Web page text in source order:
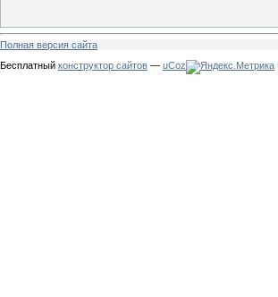
Полная версия сайта
Бесплатный конструктор сайтов — uCoz